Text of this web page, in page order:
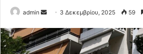
admin
Send
email
3 Δεκεμβρίου, 2025 59